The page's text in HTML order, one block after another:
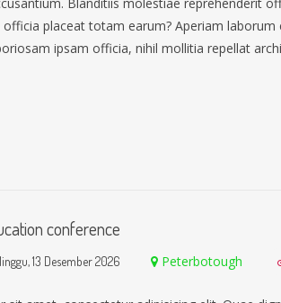
officia placeat totam earum? Aperiam
ipsam officia, nihil mollitia repellat
conference
13 Desember 2026 Peterbotough